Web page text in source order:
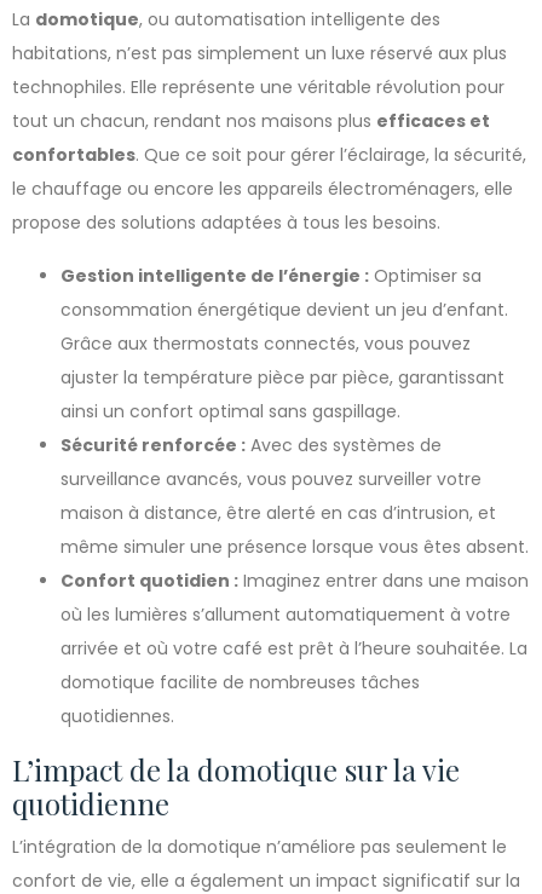
La domotique, ou automatisation intelligente des
habitations, n’est pas simplement un luxe réservé aux plus
technophiles. Elle représente une véritable révolution pour
tout un chacun, rendant nos maisons plus efficaces et
confortables. Que ce soit pour gérer l’éclairage, la sécurité,
le chauffage ou encore les appareils électroménagers, elle
propose des solutions adaptées à tous les besoins.
Gestion intelligente de l’énergie : Optimiser sa
consommation énergétique devient un jeu d’enfant.
Grâce aux thermostats connectés, vous pouvez
ajuster la température pièce par pièce, garantissant
ainsi un confort optimal sans gaspillage.
Sécurité renforcée : Avec des systèmes de
surveillance avancés, vous pouvez surveiller votre
maison à distance, être alerté en cas d’intrusion, et
même simuler une présence lorsque vous êtes absent.
Confort quotidien : Imaginez entrer dans une maison
où les lumières s’allument automatiquement à votre
arrivée et où votre café est prêt à l’heure souhaitée. La
domotique facilite de nombreuses tâches
quotidiennes.
L’impact de la domotique sur la vie
quotidienne
L’intégration de la domotique n’améliore pas seulement le
confort de vie, elle a également un impact significatif sur la